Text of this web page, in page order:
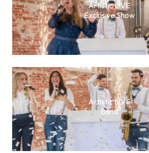
Artistic L!VE
Exclusive Show
Artistic L!VE
Band